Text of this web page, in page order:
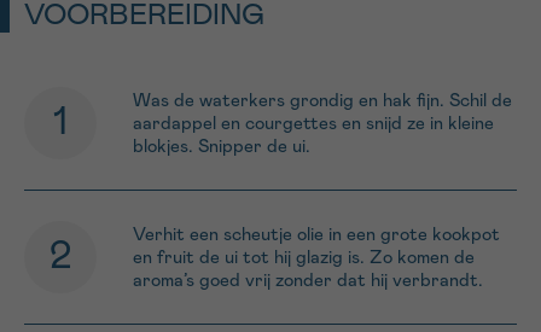
VOORBEREIDING
Was de waterkers grondig en hak fijn. Schil de
aardappel en courgettes en snijd ze in kleine
blokjes. Snipper de ui.
Verhit een scheutje olie in een grote kookpot
en fruit de ui tot hij glazig is. Zo komen de
aroma’s goed vrij zonder dat hij verbrandt.